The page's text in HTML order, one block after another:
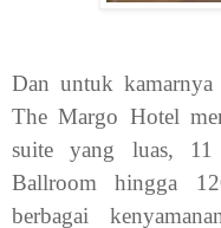
Dan untuk kamarnya
The Margo Hotel
suite yang luas, 11
Ballroom hingga
berbagai